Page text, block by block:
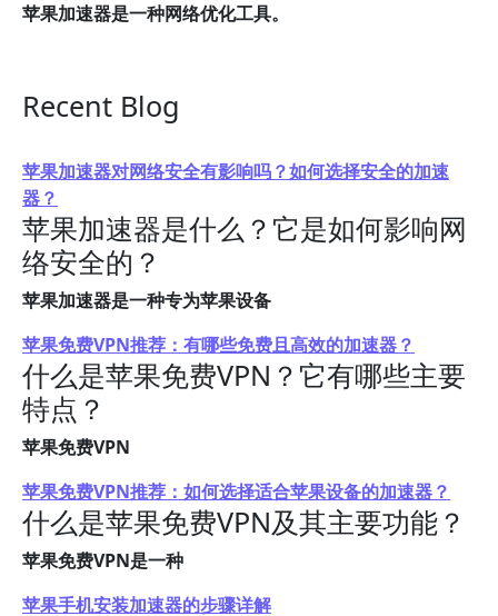
苹果加速器是一种网络优化工具。
Recent Blog
苹果加速器对网络安全有影响吗？如何选择安全的加速
器？
苹果加速器是什么？它是如何影响网
络安全的？
苹果加速器是一种专为苹果设备
苹果免费VPN推荐：有哪些免费且高效的加速器？
什么是苹果免费VPN？它有哪些主要
特点？
苹果免费VPN
苹果免费VPN推荐：如何选择适合苹果设备的加速器？
什么是苹果免费VPN及其主要功能？
苹果免费VPN是一种
苹果手机安装加速器的步骤详解